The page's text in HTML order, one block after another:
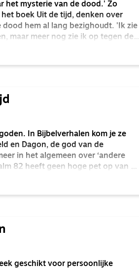
het mysterie van de dood.' Zo
boek Uit de tijd, denken over
hem al lang bezighoudt. 'Ik zie
maar meer nog zie ik op tegen de
wat er na de dood is.' Het
intrigerend, ruimte scheppend en
In Bijbelverhalen kom je ze
en Dagon, de god van de
in het algemeen over ‘andere
82 heeft geen hoge pet op van al
geschikt voor persoonlijke